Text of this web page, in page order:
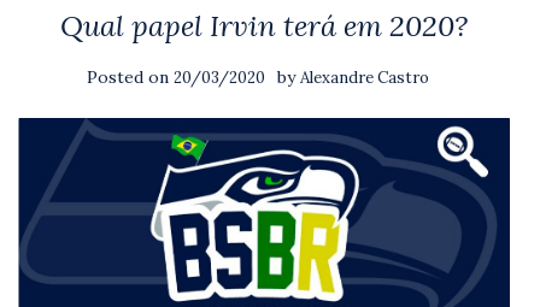
Qual papel Irvin terá em 2020?
Posted on 20/03/2020 byAlexandre Castro